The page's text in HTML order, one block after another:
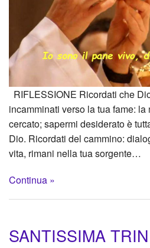
RIFLESSIONE Ricordati che
incamminati verso la tua fame: la
cercato; sapermi desiderato è
Dio. Ricordati del cammino:
vita, rimani nella tua sorgente…
Continua »
SANTISSIMA